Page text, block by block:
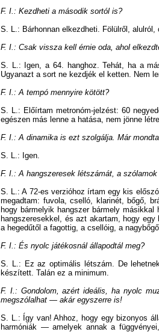
F. I.: Kezdheti a második sortól is?
S. L.: Bárhonnan elkezdheti. Fölülről, alulról,
F. I.: Csak vissza kell érnie oda, ahol
S. L.: Igen, a 64. hanghoz. Tehát, ha a
Ugyanazt a sort ne kezdjék el ketten. Nem
F. I.: A tempó mennyire kötött?
S. L.: Előírtam metronóm-jelzést: 60
egészen más lenne a hatása, nem jönne
F. I.: A dinamika is ezt szolgálja. Már
S. L.: Igen.
F. I.: A hangszeresek létszámát, a
S. L.: A 72-es verzióhoz írtam egy kis
megadtam: fuvola, cselló, klarinét, bőgő,
hogy bármelyik hangszer bármely
hangszeresekkel, és azt akartam, hogy
a hegedűtől a fagottig, a csellóig, a
F. I.: És nyolc játékosnál állapodtál meg?
S. L.: Ez az optimális létszám. De
készített. Talán ez a minimum.
F. I.: Gondolom, azért ideális, ha nyolc
megszólalhat — akár egyszerre is!
S. L.: Így van! Ahhoz, hogy egy bizonyos
harmóniák — amelyek annak a